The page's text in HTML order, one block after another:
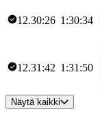
12.30:26 1:30:34
12.31:42 1:31:50
Näytä kaikki